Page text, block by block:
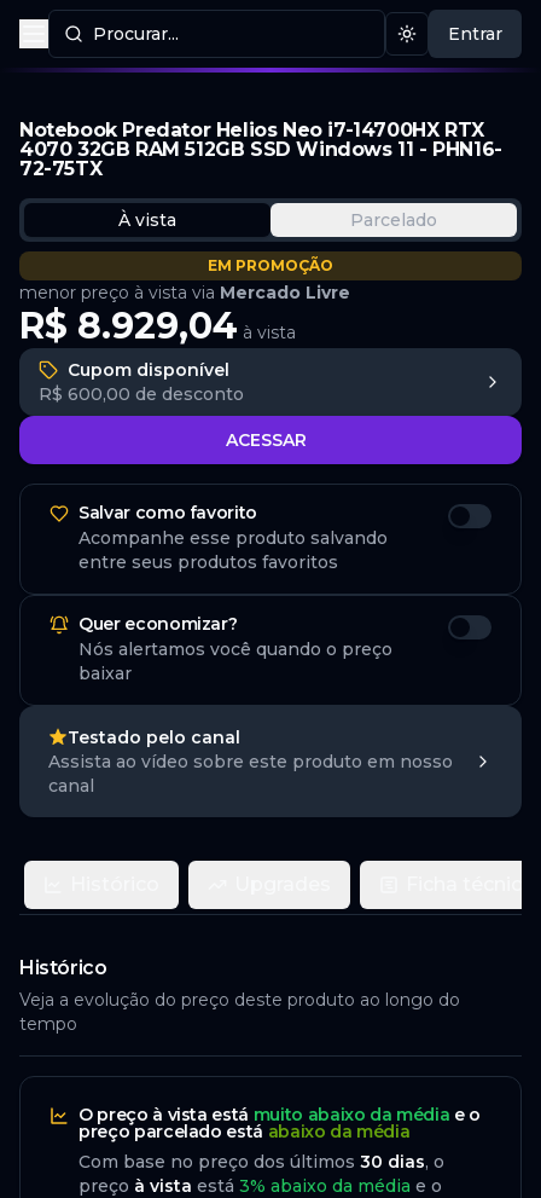
Procurar...
Procurar produtos Mudar tema
Entrar
Notebook Predator Helios Neo i7-14700HX RTX
4070 32GB RAM 512GB SSD Windows 11 - PHN16-
72-75TX
À vista Parcelado
EM PROMOÇÃO
menor preço à vista via Mercado Livre
R$ 8.929,04 à vista
Cupom disponível
R$ 600,00 de desconto
ACESSAR
Salvar como favorito
Acompanhe esse produto salvando
entre seus produtos favoritos
Quer economizar?
Nós alertamos você quando o preço
baixar
Testado pelo canal
Assista ao vídeo sobre este produto em nosso
canal
Histórico
Veja a evolução do preço deste produto ao longo do
tempo
O preço à vista está muito abaixo da média e o
preço parcelado está abaixo da média
Com base no preço dos últimos 30 dias, o
preço à vista está 3% abaixo da média e o